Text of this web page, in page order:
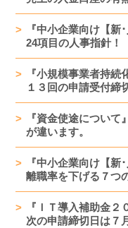
『中小企業向け【
24項目の人事指針！
『小規模事業者持
１３回の申請受付締
『資金使途につい
が違います。
『中小企業向け【
離職率を下げる７つ
『ＩＴ導入補助金
次の申請締切日は７